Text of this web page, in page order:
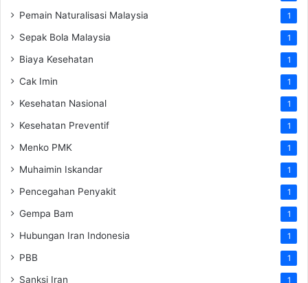
Pemain Naturalisasi Malaysia 1
Sepak Bola Malaysia 1
Biaya Kesehatan 1
Cak Imin 1
Kesehatan Nasional 1
Kesehatan Preventif 1
Menko PMK 1
Muhaimin Iskandar 1
Pencegahan Penyakit 1
Gempa Bam 1
Hubungan Iran Indonesia 1
PBB 1
Sanksi Iran 1